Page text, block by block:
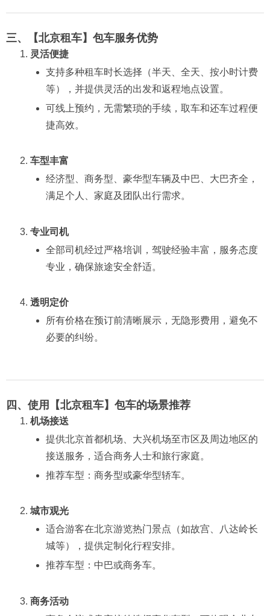
三、【北京租车】包车服务优势
灵活便捷
支持多种租车时长选择（半天、全天、按小时计费
等），并提供灵活的出发和返程地点设置。
可线上预约，无需繁琐的手续，取车和还车过程便
捷高效。
车型丰富
经济型、商务型、豪华型车辆及中巴、大巴齐全，
满足个人、家庭及团队出行需求。
专业司机
全部司机经过严格培训，驾驶经验丰富，服务态度
专业，确保旅途安全舒适。
透明定价
所有价格在预订前清晰展示，无隐形费用，避免不
必要的纠纷。
四、使用【北京租车】包车的场景推荐
机场接送
提供北京首都机场、大兴机场至市区及周边地区的
接送服务，适合商务人士和旅行家庭。
推荐车型：商务型或豪华型轿车。
城市观光
适合游客在北京游览热门景点（如故宫、八达岭长
城等），提供定制化行程安排。
推荐车型：中巴或商务车。
商务活动